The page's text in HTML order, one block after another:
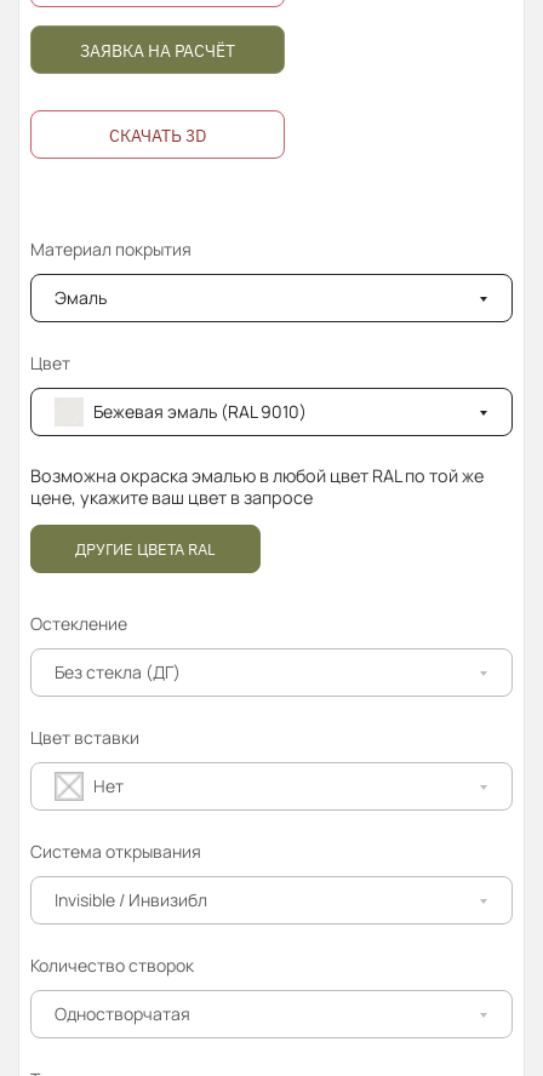
ЗАЯВКА НА РАСЧЁТ
СКАЧАТЬ 3D
Материал покрытия
Эмаль
Цвет
Бежевая эмаль (RAL 9010)
Возможна окраска эмалью в любой цвет RAL по той же
цене, укажите ваш цвет в запросе
ДРУГИЕ ЦВЕТА RAL
Остекление
Без стекла (ДГ)
Цвет вставки
Нет
Система открывания
Invisible / Инвизибл
Количество створок
Одностворчатая